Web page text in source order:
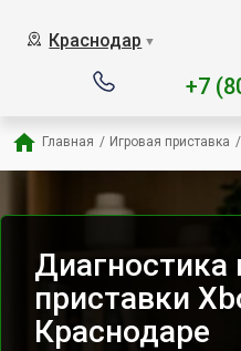
Краснодар ▼
+7
Главная / Игровая приставка /
Диагностика
приставки
Краснодаре